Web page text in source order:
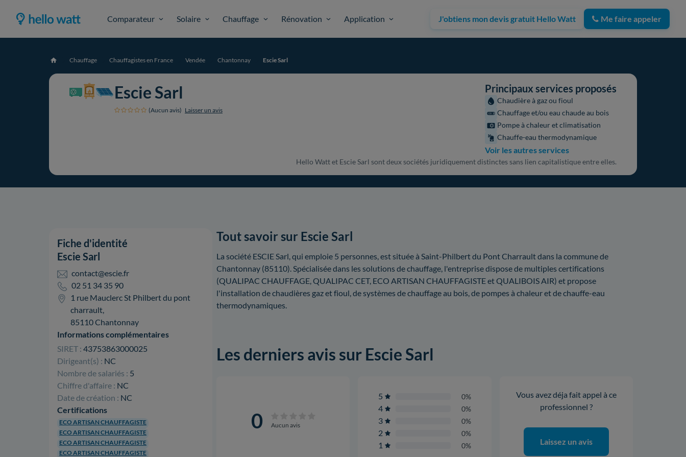
Comparateur Solaire Chauffage Rénovation Application J'obtiens mon devis gratuit Hello Watt Me faire appeler
Accueil Chauffage Chauffagistes en France Vendée Chantonnay Escie Sarl
Escie Sarl
(Aucun avis) Laisser un avis
Principaux services proposés
Chaudière à gaz ou fioul
Chauffage et/ou eau chaude au bois
Pompe à chaleur et climatisation
Chauffe-eau thermodynamique
Voir les autres services
Hello Watt et Escie Sarl sont deux sociétés juridiquement distinctes sans lien capitalistique entre elles.
Fiche d'identité
Escie Sarl
contact@escie.fr
02 51 34 35 90
1 rue Mauclerc St Philbert du pont
charrault,
85110 Chantonnay
Informations complémentaires
SIRET : 43753863000025
Dirigeant(s) : NC
Nombre de salariés : 5
Chiffre d'affaire : NC
Date de création : NC
Certifications
ECO ARTISAN CHAUFFAGISTE
ECO ARTISAN CHAUFFAGISTE
ECO ARTISAN CHAUFFAGISTE
ECO ARTISAN CHAUFFAGISTE
Tout savoir sur Escie Sarl
La société ESCIE Sarl, qui emploie 5 personnes, est située à Saint-Philbert du Pont Charrault dans la commune de
Chantonnay (85110). Spécialisée dans les solutions de chauffage, l'entreprise dispose de multiples certifications
(QUALIPAC CHAUFFAGE, QUALIPAC CET, ECO ARTISAN CHAUFFAGISTE et QUALIBOIS AIR) et propose
l'installation de chaudières gaz et fioul, de systèmes de chauffage au bois, de pompes à chaleur et de chauffe-eau
thermodynamiques.
Les derniers avis sur Escie Sarl
0 Aucun avis
5 0%
4 0%
3 0%
2 0%
1 0%
Vous avez déja fait appel à ce
professionnel ?
Laissez un avis